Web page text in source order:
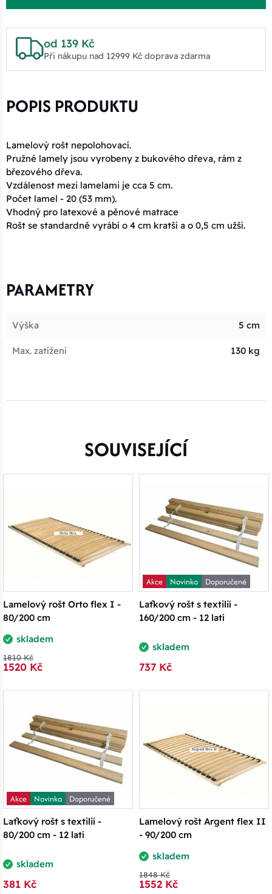
od 139 Kč
Při nákupu nad 12999 Kč doprava zdarma
POPIS PRODUKTU
Lamelový rošt nepolohovací.
Pružné lamely jsou vyrobeny z bukového dřeva, rám z
březového dřeva.
Vzdálenost mezi lamelami je cca 5 cm.
Počet lamel - 20 (53 mm).
Vhodný pro latexové a pěnové matrace
Rošt se standardně vyrábí o 4 cm kratší a o 0,5 cm užší.
PARAMETRY
Výška 5 cm
Max. zatížení 130 kg
SOUVISEJÍCÍ
Lamelový rošt Orto flex I -
80/200 cm
skladem
1810 Kč
1520 Kč
Akce Novinka
Doporučené
Laťkový rošt s textilií -
160/200 cm - 12 latí
skladem
737 Kč
Akce Novinka
Doporučené
Laťkový rošt s textilií -
80/200 cm - 12 latí
skladem
381 Kč
Lamelový rošt Argent flex II
- 90/200 cm
skladem
1848 Kč
1552 Kč